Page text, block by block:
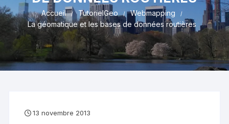
Accueil TutorielGeo
Webmapping
La géomatique et les bases de données routières
13 novembre 2013